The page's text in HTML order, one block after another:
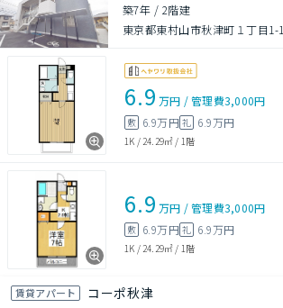
築7年 / 2階建
東京都東村山市秋津町１丁目1-1
6.9 万円 /管理費3,000円
敷 6.9万円礼 6.9万円
1K /24.29㎡ / 1階
6.9 万円 /管理費3,000円
敷 6.9万円礼 6.9万円
1K / 24.29㎡ / 1階
賃貸アパート コーポ秋津